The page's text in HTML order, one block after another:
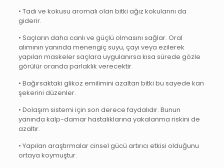
• Tadı ve kokusu aromalı olan bitki ağız kokularını da
giderir.
• Saçların daha canlı ve güçlü olmasını sağlar. Oral
alımının yanında menengiç suyu, çayı veya ezilerek
yapılan maskeler saçlara uygulanırsa kısa sürede gözle
görülür oranda parlaklık verecektir.
• Bağırsaktaki glikoz emilimini azaltan bitki bu sayede kan
şekerini düzenler.
• Dolaşım sistemi için son derece faydalıdır. Bunun
yanında kalp-damar hastalıklarına yakalanma riskini de
azaltır.
• Yapılan araştırmalar cinsel gücü artırıcı etkisi olduğunu
ortaya koymuştur.